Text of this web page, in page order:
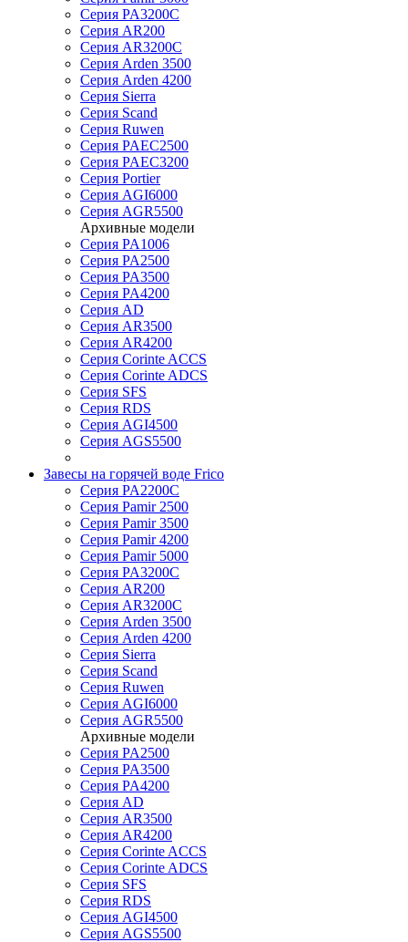
Серия PA3200C
Серия AR200
Серия AR3200C
Серия Arden 3500
Серия Arden 4200
Серия Sierra
Серия Scand
Серия Ruwen
Серия PAEC2500
Серия PAEC3200
Серия Portier
Серия AGI6000
Серия AGR5500
Архивные модели
Серия PA1006
Серия PA2500
Серия PA3500
Серия PA4200
Серия AD
Серия AR3500
Серия AR4200
Серия Corinte ACCS
Серия Corinte ADCS
Серия SFS
Серия RDS
Серия AGI4500
Серия AGS5500
Завесы на горячей воде Frico
Серия PA2200C
Серия Pamir 2500
Серия Pamir 3500
Серия Pamir 4200
Серия Pamir 5000
Серия PA3200C
Серия AR200
Серия AR3200C
Серия Arden 3500
Серия Arden 4200
Серия Sierra
Серия Scand
Серия Ruwen
Серия AGI6000
Серия AGR5500
Архивные модели
Серия PA2500
Серия PA3500
Серия PA4200
Серия AD
Серия AR3500
Серия AR4200
Серия Corinte ACCS
Серия Corinte ADCS
Серия SFS
Серия RDS
Серия AGI4500
Серия AGS5500